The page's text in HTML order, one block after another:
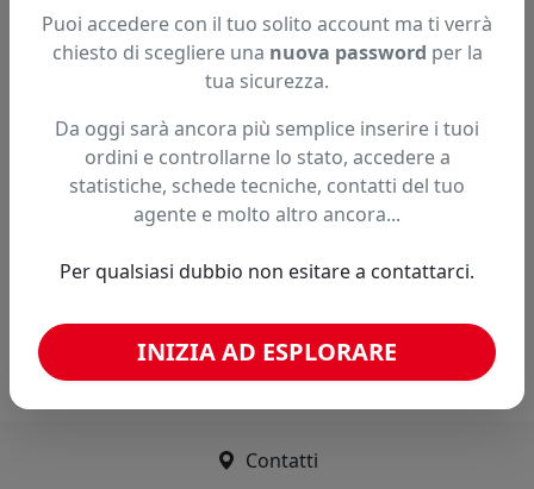
Articolo non trovato.
Hai trovato questo prodotto ad un prezzo più basso?
Fai una segnalazione
Confronta con articoli simili
Caricamento confronto...
Contatti
Puoi accedere con il tuo solito account ma ti verrà
chiesto di scegliere una nuova password per la
tua sicurezza.
Da oggi sarà ancora più semplice inserire i tuoi
ordini e controllarne lo stato, accedere a
statistiche, schede tecniche, contatti del tuo
agente e molto altro ancora...
Per qualsiasi dubbio non esitare a contattarci.
INIZIA AD ESPLORARE